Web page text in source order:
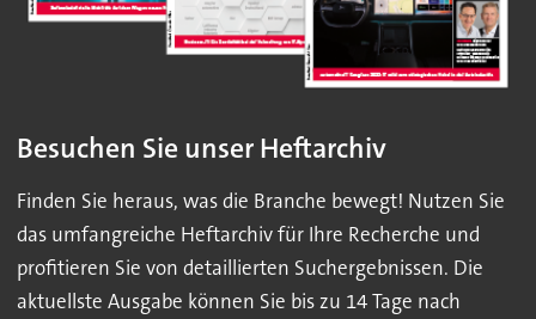
Besuchen Sie unser Heftarchiv
Finden Sie heraus, was die Branche bewegt! Nutzen Sie
das umfangreiche Heftarchiv für Ihre Recherche und
profitieren Sie von detaillierten Suchergebnissen. Die
aktuellste Ausgabe können Sie bis zu 14 Tage nach